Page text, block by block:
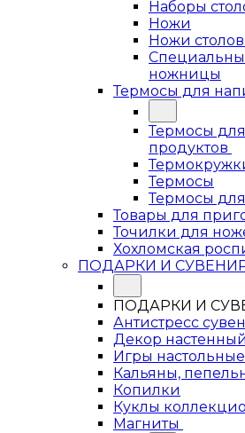
Наборы
Ножи
Ножи
ножницы
Термосы для
Термосы
продуктов
Термосы
Термосы
Товары для
Точилки для
Хохломская
ПОДАРКИ И
ПОДАРКИ И
Антистресс
Декор настенный
Игры настольные
Кальяны,
Копилки
Куклы
Магниты